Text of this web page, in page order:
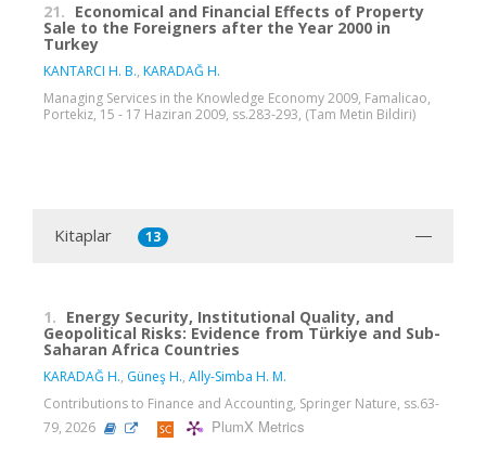
21. Economical and Financial Effects of Property
Sale to the Foreigners after the Year 2000 in
Turkey
KANTARCI H. B., KARADAĞ H.
Managing Services in the Knowledge Economy 2009, Famalicao,
Portekiz, 15 - 17 Haziran 2009, ss.283-293, (Tam Metin Bildiri)
Kitaplar 13
1. Energy Security, Institutional Quality, and
Geopolitical Risks: Evidence from Türkiye and Sub-
Saharan Africa Countries
KARADAĞ H., Güneş H., Ally-Simba H. M.
Contributions to Finance and Accounting, Springer Nature, ss.63-
79, 2026
PlumX Metrics